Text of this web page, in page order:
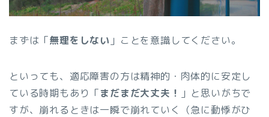
まずは「無理をしない 」ことを意識してください。
といっても、適応障害の方は精神的・肉体的に安定し
ている時期もあり「まだまだ大丈夫！ 」と思いがちで
すが、崩れるときは一瞬で崩れていく（急に動悸がひ